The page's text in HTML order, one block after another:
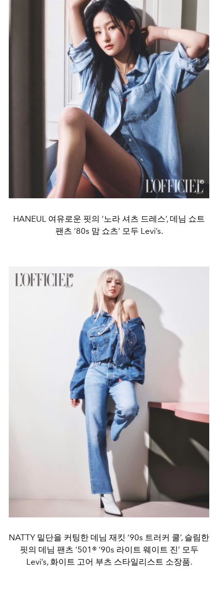
HANEUL 여유로운 핏의 ‘노라 셔츠 드레스’, 데님 쇼트
팬츠 ‘80s 맘 쇼츠’ 모두 Levi’s.
NATTY 밑단을 커팅한 데님 재킷 ‘90s 트러커 쿨’, 슬림한
핏의 데님 팬츠 ‘501® ’90s 라이트 웨이트 진’ 모두
Levi’s, 화이트 고어 부츠 스타일리스트 소장품.